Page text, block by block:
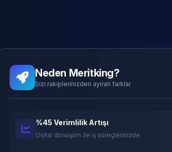
Neden Meritking?
Sizi rakiplerinizden ayıran farklar
%45 Verimlilik Artışı
Dijital dönüşüm ile iş süreçlerinizde